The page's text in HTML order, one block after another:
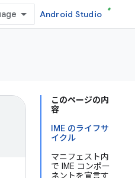
Android Studio
このページの内
容
IME のライフサ
イクル
マニフェスト内
で IME コンポー
ネントを宣言す